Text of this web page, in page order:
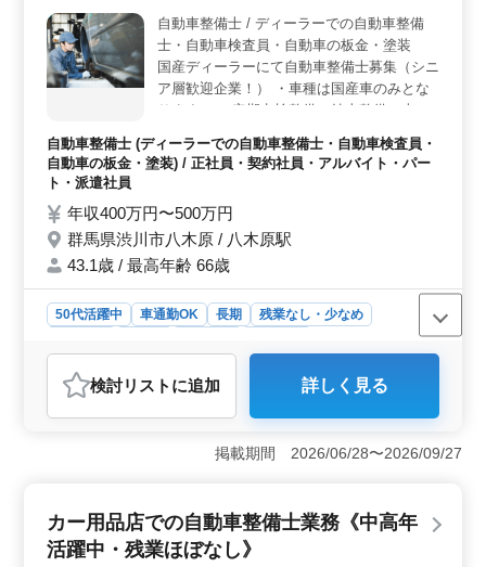
自動車整備士 / ディーラーでの自動車整備
士・自動車検査員・自動車の板金・塗装
国産ディーラーにて自動車整備士募集（シニ
ア層歓迎企業！） ・車種は国産車のみとな
ります。 ・定期点検整備、納車整備、車検
対応 ・部品の交換・取り付け・補修 ・トラ
ブルシューティング時の整備業務全般 現在
50歳以上も活躍している企業です。 検査員
かして頂ける方のご応募お待ちしておりま
す。
自動車整備士 (ディーラーでの自動車整備士・自動車検査員・
自動車の板金・塗装) / 正社員・契約社員・アルバイト・パー
ト・派遣社員
年収400万円〜500万円
群馬県渋川市八木原 / 八木原駅
43.1歳 / 最高年齢 66歳
50代活躍中 車通勤OK 長期
残業なし・少なめ
自動車整備士
おすすめポイント
＜安定した勤務環境＞ 国産車のみ扱う当社は、整備士
に安定した勤務環境を提供しています。年間休日110日で
残業も少なめ、中高年層が積極的に活躍中です。八木原
の方、今までの経験を当社で活かしませんか？検査員資
格者優遇で、トラブルシューティングから定期点検まで
検討リスト に追加 詳しく見る
掲載期間 2026/06/28〜2026/09/27
カー用品店での自動車整備士業務《中高年
活躍中・残業ほぼなし》